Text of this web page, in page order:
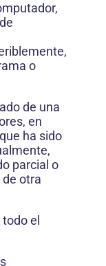
o
de una
en
ha sido
parcial o
otra
el